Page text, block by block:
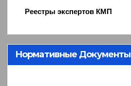
Реестры экспертов КМП
Нормативные Документы